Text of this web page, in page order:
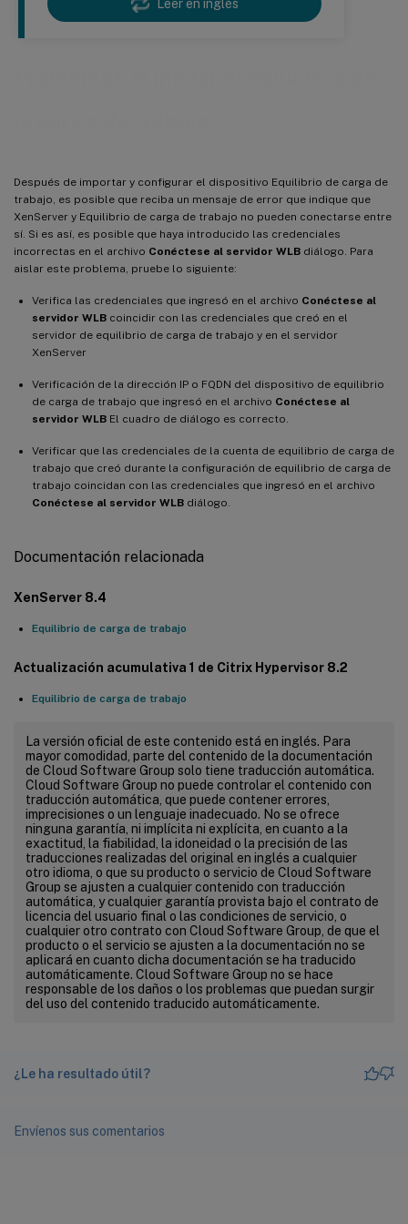
Leer en inglés
Después de importar y configurar el dispositivo Equilibrio de carga de
trabajo, es posible que reciba un mensaje de error que indique que
XenServer y Equilibrio de carga de trabajo no pueden conectarse entre
sí. Si es así, es posible que haya introducido las credenciales
incorrectas en el archivo Conéctese al servidor WLB diálogo. Para
aislar este problema, pruebe lo siguiente:
Verifica las credenciales que ingresó en el archivo Conéctese al
servidor WLB coincidir con las credenciales que creó en el
servidor de equilibrio de carga de trabajo y en el servidor
XenServer
Verificación de la dirección IP o FQDN del dispositivo de equilibrio
de carga de trabajo que ingresó en el archivo Conéctese al
servidor WLB El cuadro de diálogo es correcto.
Verificar que las credenciales de la cuenta de equilibrio de carga de
trabajo que creó durante la configuración de equilibrio de carga de
trabajo coincidan con las credenciales que ingresó en el archivo
Conéctese al servidor WLB diálogo.
Documentación relacionada
XenServer 8.4
Equilibrio de carga de trabajo
Actualización acumulativa 1 de Citrix Hypervisor 8.2
Equilibrio de carga de trabajo
La versión oficial de este contenido está en inglés. Para
mayor comodidad, parte del contenido de la documentación
de Cloud Software Group solo tiene traducción automática.
Cloud Software Group no puede controlar el contenido con
traducción automática, que puede contener errores,
imprecisiones o un lenguaje inadecuado. No se ofrece
ninguna garantía, ni implícita ni explícita, en cuanto a la
exactitud, la fiabilidad, la idoneidad o la precisión de las
traducciones realizadas del original en inglés a cualquier
otro idioma, o que su producto o servicio de Cloud Software
Group se ajusten a cualquier contenido con traducción
automática, y cualquier garantía provista bajo el contrato de
licencia del usuario final o las condiciones de servicio, o
cualquier otro contrato con Cloud Software Group, de que el
producto o el servicio se ajusten a la documentación no se
aplicará en cuanto dicha documentación se ha traducido
automáticamente. Cloud Software Group no se hace
responsable de los daños o los problemas que puedan surgir
del uso del contenido traducido automáticamente.
¿Le ha resultado útil?
Envíenos sus comentarios